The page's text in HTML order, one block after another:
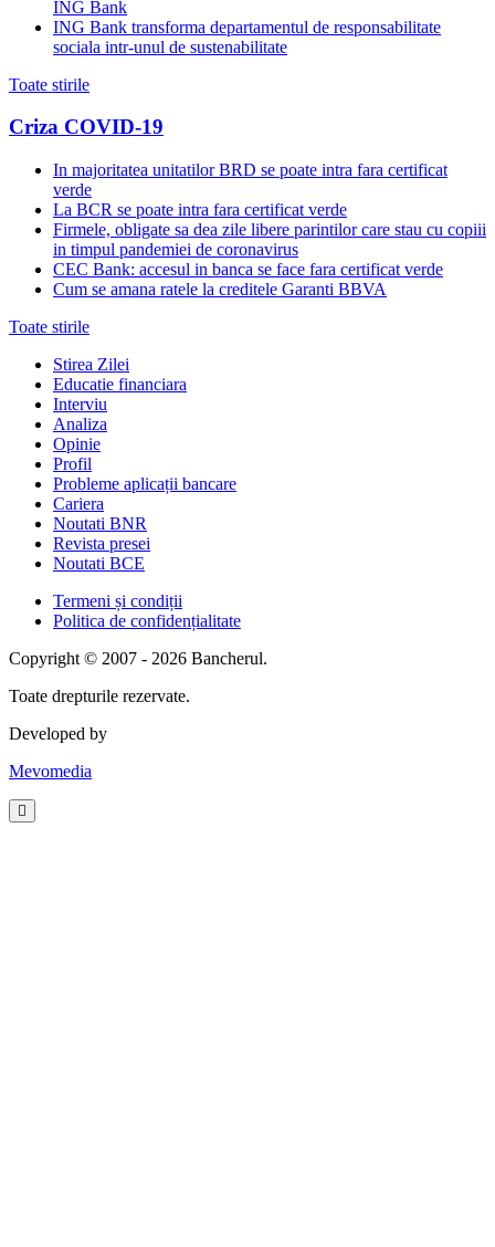
ING Bank
ING Bank transforma departamentul de responsabilitate
sociala intr-unul de sustenabilitate
Toate stirile
Criza COVID-19
In majoritatea unitatilor BRD se poate intra fara certificat
verde
La BCR se poate intra fara certificat verde
Firmele, obligate sa dea zile libere parintilor care stau cu copiii
in timpul pandemiei de coronavirus
CEC Bank: accesul in banca se face fara certificat verde
Cum se amana ratele la creditele Garanti BBVA
Toate stirile
Stirea Zilei
Educatie financiara
Interviu
Analiza
Opinie
Profil
Probleme aplicații bancare
Cariera
Noutati BNR
Revista presei
Noutati BCE
Termeni și condiții
Politica de confidențialitate
Copyright © 2007 - 2026 Bancherul.
Toate drepturile rezervate.
Developed by
Mevomedia